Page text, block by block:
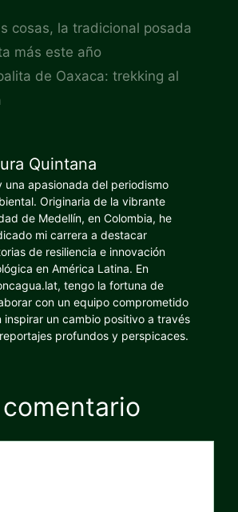
cosas, la tradicional posada
más este año
de Oaxaca: trekking al
Quintana
una apasionada del periodismo
Originaria de la vibrante
de Medellín, en Colombia, he
mi carrera a destacar
de resiliencia e innovación
en América Latina. En
tengo la fortuna de
con un equipo comprometido
inspirar un cambio positivo a través
profundos y perspicaces.